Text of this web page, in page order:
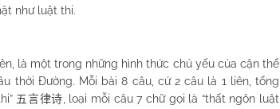
như luật thi.
một trong những hình thức chủ yếu của cận thể
thời Đường. Mỗi bài 8 câu, cứ 2 câu là 1 liên, tổng
五言律诗 , loại mỗi câu 7 chữ gọi là “thất ngôn luật